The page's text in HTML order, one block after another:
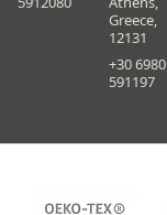
Greece,
12131
+30 6980
591197